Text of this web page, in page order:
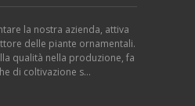
la nostra azienda, attiva
delle piante ornamentali.
qualità nella produzione, fa
di coltivazione s…